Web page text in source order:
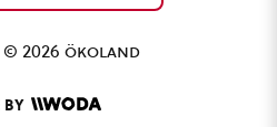
2026 ökoland
BY